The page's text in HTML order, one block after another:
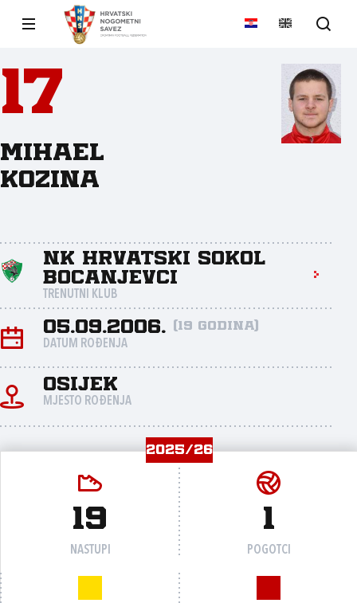
17
Mihael
Kozina
NK Hrvatski Sokol
Bocanjevci
TRENUTNI KLUB
05.09.2006. (19 godina)
DATUM ROĐENJA
Osijek
MJESTO ROĐENJA
2025/26
19
NASTUPI
1
POGOTCI